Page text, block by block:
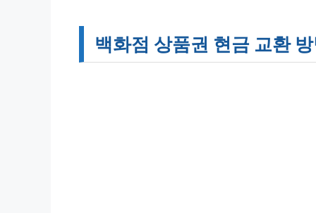
백화점 상품권 현금 교환